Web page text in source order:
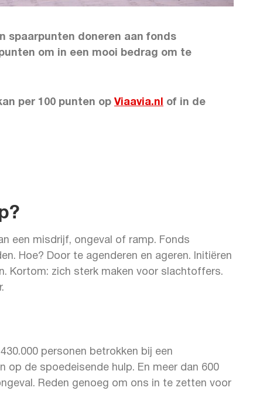
spaarpunten doneren aan fonds
om in een mooi bedrag om te
per 100 punten op Viaavia.nl
of in de
een misdrijf, ongeval of ramp. Fonds
Hoe? Door te agenderen en ageren. Initiëren
Kortom: zich sterk maken voor slachtoffers.
personen betrokken bij een
op de spoedeisende hulp. En meer dan 600
Reden genoeg om ons in te zetten voor